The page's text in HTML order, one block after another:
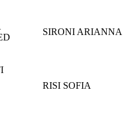
SIRONI ARIANNA
RISI SOFIA